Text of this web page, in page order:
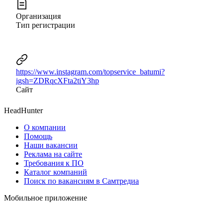
Организация
Тип регистрации
https://www.instagram.com/topservice_batumi?
igsh=ZDRqcXFta2tiY3hp
Сайт
HeadHunter
О компании
Помощь
Наши вакансии
Реклама на сайте
Требования к ПО
Каталог компаний
Поиск по вакансиям в Самтредиа
Мобильное приложение